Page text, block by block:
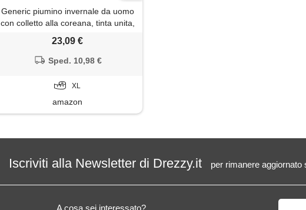
Generic piumino invernale da uomo
con colletto alla coreana, tinta unita,
spesso, caldo, parka soprabito,
bianco, xl
23,09 €
Sped. 10,98 €
XL
amazon
Iscriviti alla Newsletter di Drezzy.it per rimanere aggiornato
A cosa sei interessato?